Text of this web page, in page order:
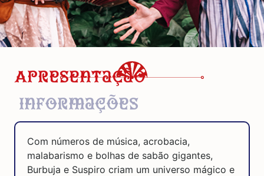
Apresentação
Informações
Com números de música, acrobacia,
malabarismo e bolhas de sabão gigantes,
Burbuja e Suspiro criam um universo mágico e